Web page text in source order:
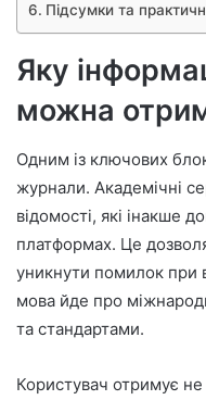
Підсумки та
Яку
можна
Одним із ключових
журнали. Академічні
відомості, які інакше
платформах. Це
уникнути помилок при
мова йде про
та стандартами.
Користувач отримує